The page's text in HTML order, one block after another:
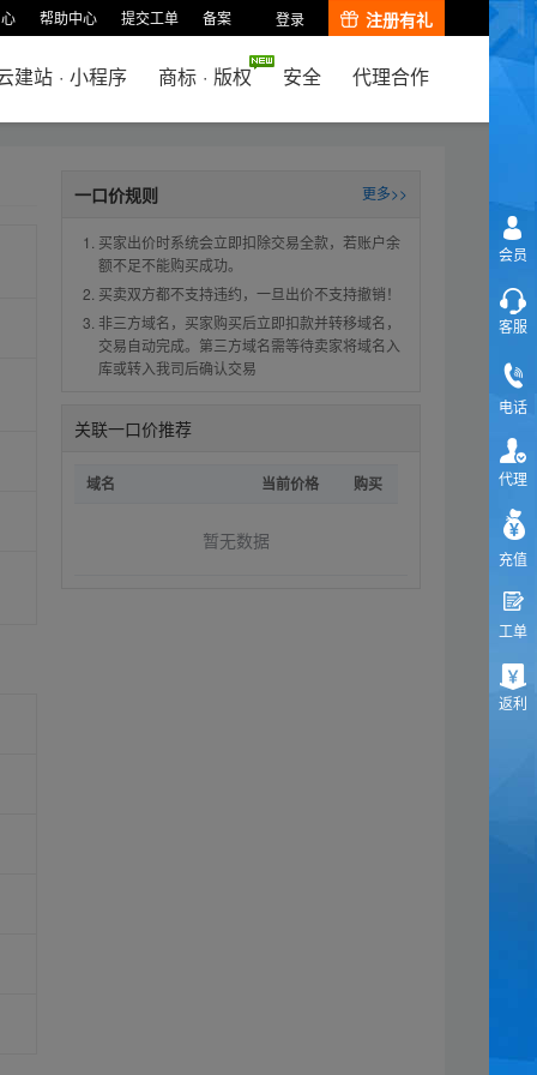
帮助中心 提交工单 备案 登录 注册有礼
建站 · 小程序 商标 · 版权 安全 代理合作
一口价规则 更多>>
买家出价时系统会立即扣除交易全款，若账户余
额不足不能购买成功。
买卖双方都不支持违约，一旦出价不支持撤销！
非三方域名，买家购买后立即扣款并转移域名，
交易自动完成。第三方域名需等待卖家将域名入
库或转入我司后确认交易
关联一口价推荐
域名 当前价格 购买
暂无数据
会员
客服
电话
代理
充值
工单
返利